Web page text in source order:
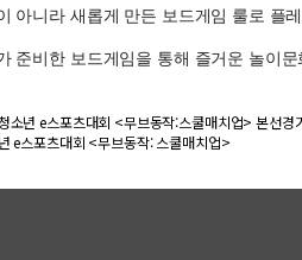
아니라 새롭게 만든 보드게임 룰로
준비한 보드게임을 통해 즐거운 놀이
소년 e스포츠대회 <무브동작:스쿨매치업> 본선경
e스포츠대회 <무브동작: 스쿨매치업>